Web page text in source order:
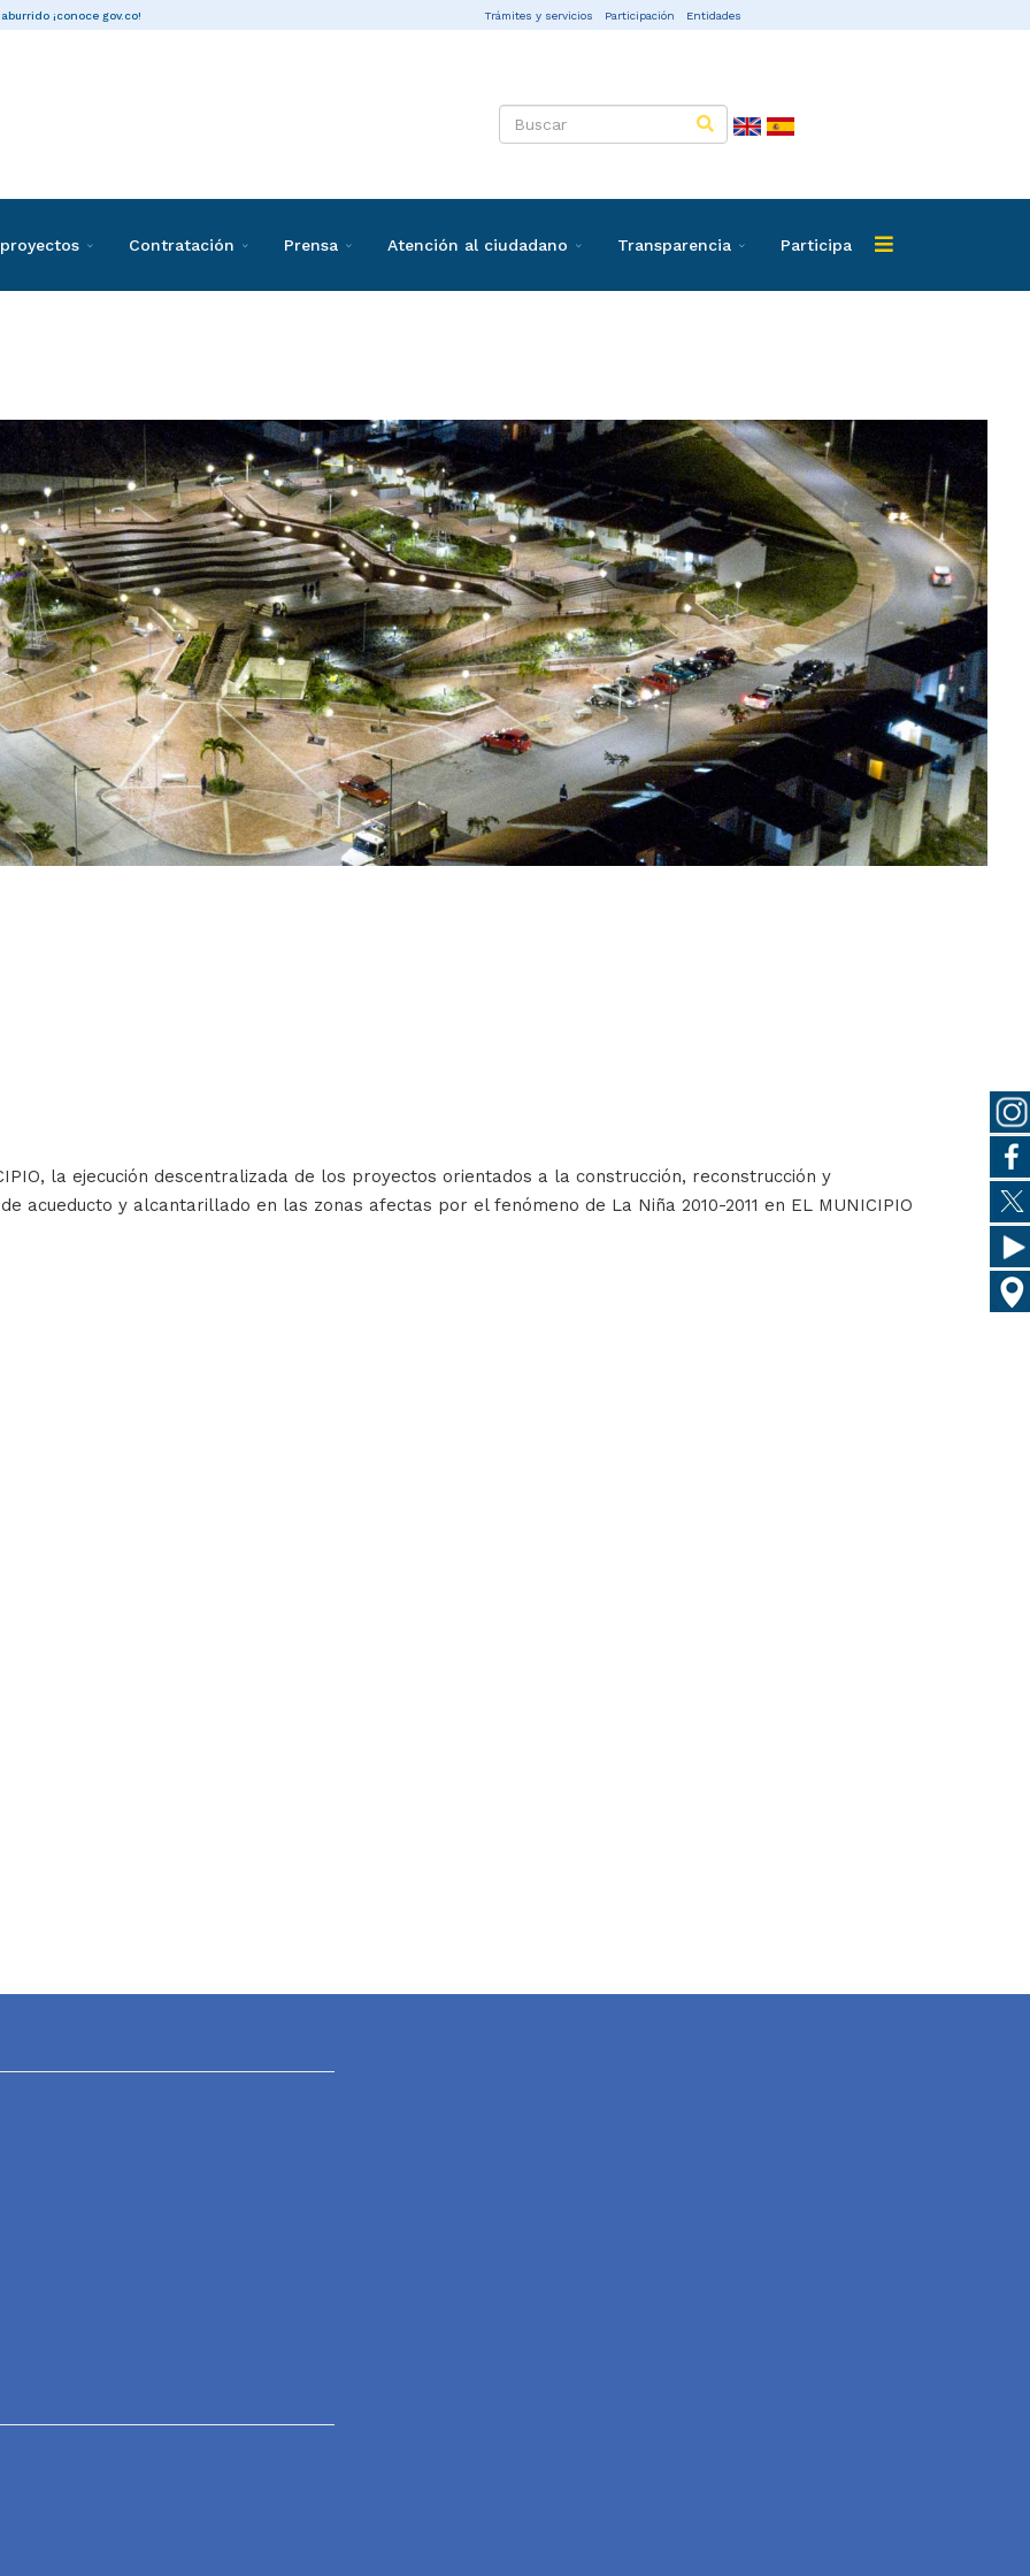
¡conoce gov.co! Trámites y servicios Participación Entidades
Contratación Prensa Atención al ciudadano Transparencia Participa
la ejecución descentralizada de los proyectos orientados a la construcción, reconstrucción y
acueducto y alcantarillado en las zonas afectas por el fenómeno de La Niña 2010-2011 en EL MUNICIPIO